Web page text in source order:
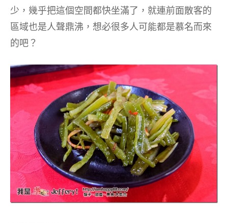
少，幾乎把這個空間都快坐滿了，就連前面散客的
區域也是人聲鼎沸，想必很多人可能都是慕名而來
的吧？